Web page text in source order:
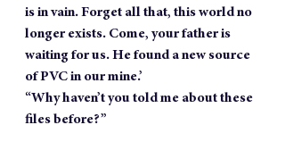
is in vain. Forget all that, this world no
longer exists. Come, your father is
waiting for us. He found a new source
of PVC in our mine.’
“Why haven’t you told me about these
files before?”